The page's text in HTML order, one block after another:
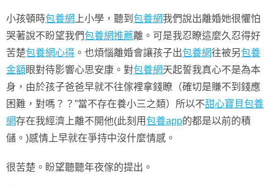
小孩頓時包養網 上小學，聽到 包養網我們說出離婚她很懼怕
哭著說不盼望我們包養網推薦離。可是我忍瞭這麼久忍得好
苦楚包養網心得 。也煩惱離婚會讓孩子出包養網往被另包養
金額眼對待影響心思安康。對包養網天起誓我真心不是為本
身，由於孩子爸爸早就不往傢裡拿錢瞭（確切是賺不到錢應
困難，對嗎？？”當不存在養小三之類）所以不甜心寶貝包養
網存在我經濟上離不開他(此刻用包養app的都是以前的積
儲。)感情上早就在爭持中沒什麼情感。
很苦楚。盼望聽聽年夜傢的提出。